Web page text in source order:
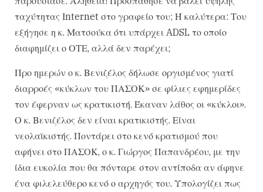
ταχύτητας Ιnternet στο γραφείο του; Ή καλύτερα: Του
εξήγησε η κ. Ματσούκα ότι υπάρχει ADSL το οποίο
διαφημίζει ο ΟΤΕ, αλλά δεν παρέχει;
Προ ημερών ο κ. Βενιζέλος δήλωσε οργισμένος γιατί
διαρροές «κύκλων του ΠΑΣΟΚ» σε φίλιες εφημερίδες
τον έφερναν ως κρατικιστή. Έκαναν λάθος οι «κύκλοι».
Ο κ. Βενιζέλος δεν είναι κρατικιστής. Είναι
νεολαϊκιστής. Ποντάρει στο κενό κρατισμού που
αφήνει στο ΠΑΣΟΚ, ο κ. Γιώργος Παπανδρέου, με την
ίδια ευκολία που θα πόνταρε στον αντίποδα αν άφηνε
ένα φιλελεύθερο κενό ο αρχηγός του. Υπολογίζει πως